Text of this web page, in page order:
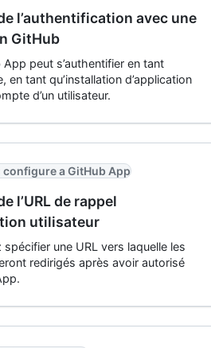
l’authentification avec une
GitHub
peut s’authentifier en tant
en tant qu’installation d’application
d’un utilisateur.
configure a GitHub App
l’URL de rappel
utilisateur
une URL vers laquelle les
redirigés après avoir autorisé